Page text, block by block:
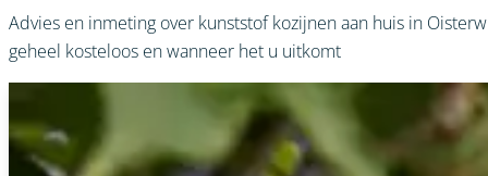
Advies en inmeting over kunststof kozijnen aan huis in
geheel kosteloos en wanneer het u uitkomt